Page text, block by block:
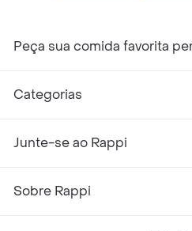
Peça sua comida favorita
Categorias
Junte-se ao Rappi
Sobre Rappi